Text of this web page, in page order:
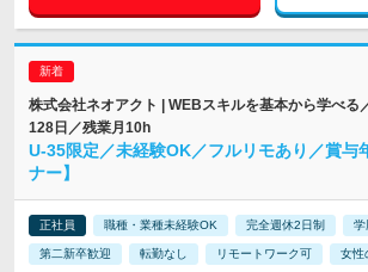
株式会社ネオアクト | WEBスキルを基本から学べる
128日／残業月10h
U-35限定／未経験OK／フルリモあり／賞与
ナー】
正社員 職種・業種未経験OK 完全週休2日制 学
第二新卒歓迎 転勤なし リモートワーク可 女性